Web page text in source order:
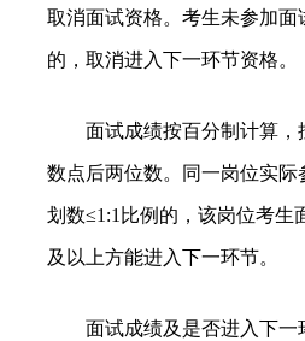
取消面试资格。考生未参加面
的，取消进入下一环节资格。
面试成绩按百分制计算，
数点后两位数。同一岗位实
划数≤1:1比例的，该岗位考生
及以上方能进入下一环节。
面试成绩及是否进入下一